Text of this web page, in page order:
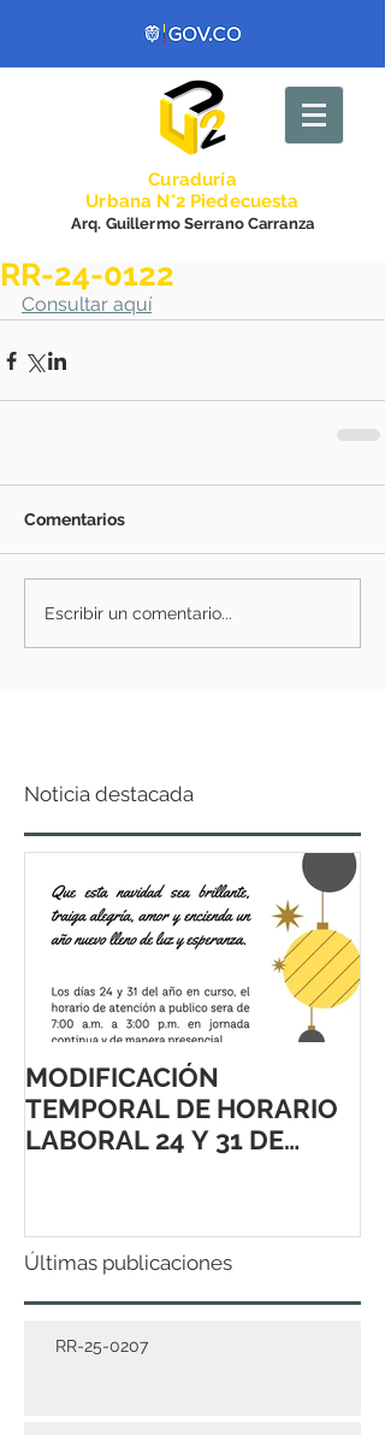
Curaduría
Urbana N°2 Piedecuesta
Arq. Guillermo Serrano Carranza
RR-24-0122
Consultar aquí
Comentarios
Escribir un comentario...
Noticia destacada
MODIFICACIÓN
TEMPORAL DE HORARIO
LABORAL 24 Y 31 DE
Últimas publicaciones
RR-25-0207